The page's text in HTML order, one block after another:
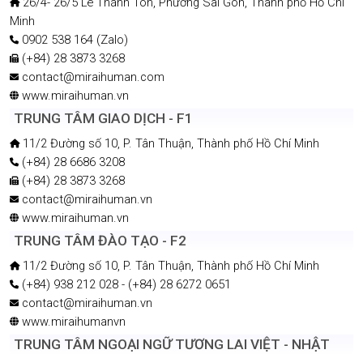
Minh
0902 538 164 (Zalo)
(+84) 28 3873 3268
contact@miraihuman.com
www.miraihuman.vn
TRUNG TÂM GIAO DỊCH - F1
11/2 Đường số 10, P. Tân Thuận, Thành phố Hồ Chí Minh
(+84) 28 6686 3208
(+84) 28 3873 3268
contact@miraihuman.vn
www.miraihuman.vn
TRUNG TÂM ĐÀO TẠO - F2
11/2 Đường số 10, P. Tân Thuận, Thành phố Hồ Chí Minh
(+84) 938 212 028 - (+84) 28 6272 0651
contact@miraihuman.vn
www.miraihumanvn
TRUNG TÂM NGOẠI NGỮ TƯƠNG LAI VIỆT - NHẬT